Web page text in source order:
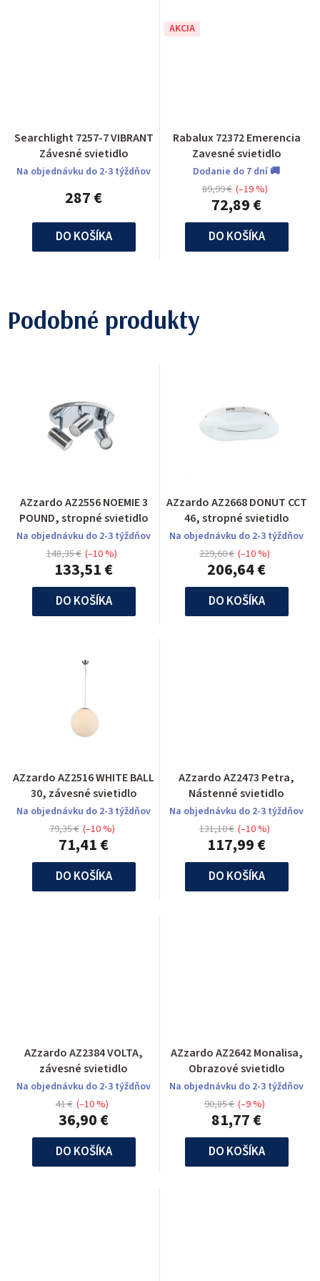
Searchlight 7257-7 VIBRANT
Závesné svietidlo
Na objednávku do 2-3 týždňov
287 €
DO KOŠÍKA
AKCIA
Rabalux 72372 Emerencia
Zavesné svietidlo
Dodanie do 7 dní 🚚
72,89 €
89,99 € (–19 %)
DO KOŠÍKA
Podobné produkty
AZzardo AZ2556 NOEMIE 3
POUND, stropné svietidlo
Na objednávku do 2-3 týždňov
133,51 €
148,35 € (–10 %)
DO KOŠÍKA
AZzardo AZ2668 DONUT CCT
46, stropné svietidlo
Na objednávku do 2-3 týždňov
206,64 €
229,60 € (–10 %)
DO KOŠÍKA
AZzardo AZ2516 WHITE BALL
30, závesné svietidlo
Na objednávku do 2-3 týždňov
71,41 €
79,35 € (–10 %)
DO KOŠÍKA
AZzardo AZ2473 Petra,
Nástenné svietidlo
Na objednávku do 2-3 týždňov
117,99 €
131,10 € (–10 %)
DO KOŠÍKA
AZzardo AZ2384 VOLTA,
závesné svietidlo
Na objednávku do 2-3 týždňov
36,90 €
41 € (–10 %)
DO KOŠÍKA
AZzardo AZ2642 Monalisa,
Obrazové svietidlo
Na objednávku do 2-3 týždňov
81,77 €
90,85 € (–9 %)
DO KOŠÍKA